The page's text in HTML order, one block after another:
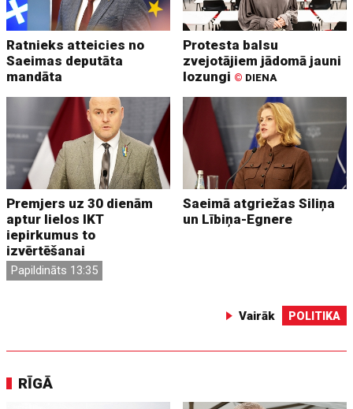
Ratnieks atteicies no
Saeimas deputāta
mandāta
Protesta balsu
zvejotājiem jādomā jauni
lozungi © DIENA
Premjers uz 30 dienām
aptur lielos IKT
iepirkumus to
izvērtēšanai
Papildināts 13:35
Saeimā atgriežas Siliņa
un Lībiņa-Egnere
Vairāk POLITIKA
RĪGĀ